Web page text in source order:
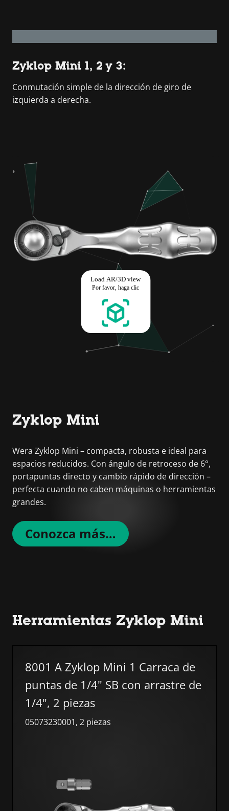
Zyklop Mini 1, 2 y 3:
Conmutación simple de la dirección de giro de
izquierda a derecha.
Zyklop Mini
Wera Zyklop Mini – compacta, robusta e ideal para
espacios reducidos. Con ángulo de retroceso de 6°,
portapuntas directo y cambio rápido de dirección –
perfecta cuando no caben máquinas o herramientas
grandes.
Conozca más…
Herramientas Zyklop Mini
8001 A Zyklop Mini 1 Carraca de
puntas de 1/4" SB con arrastre de
1/4", 2 piezas
05073230001, 2 piezas